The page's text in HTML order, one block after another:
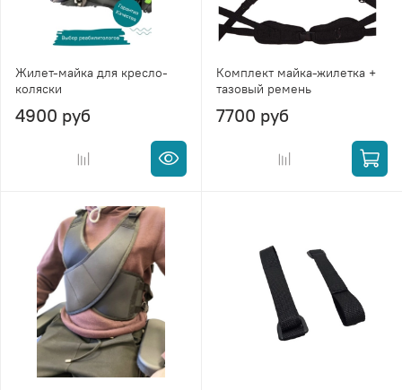
Жилет-майка для кресло-
коляски
4900 руб
Комплект майка-жилетка +
тазовый ремень
7700 руб